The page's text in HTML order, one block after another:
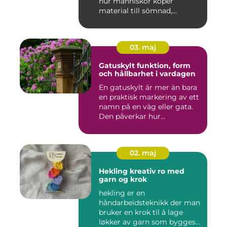
material till sömnad,
03. maj
Gatuskylt funktion, form
och hållbarhet i vardagen
En gatuskylt är mer än bara
en praktisk markering av ett
namn på en väg eller gata.
Den påverkar hur...
02. maj
Hekling kreativ ro med
garn og krok
hekling er en
håndarbeidsteknikk der man
bruker en krok til å lage
løkker av garn som bygges